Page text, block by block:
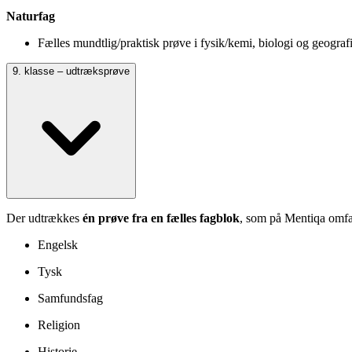
Naturfag
Fælles mundtlig/praktisk prøve i fysik/kemi, biologi og geografi
9. klasse – udtræksprøve
Der udtrækkes én prøve fra en fælles fagblok, som på Mentiqa
Engelsk
Tysk
Samfundsfag
Religion